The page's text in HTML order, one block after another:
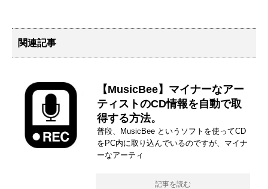
関連記事
【MusicBee】マイナーなアー
ティストのCD情報を自動で取
得する方法。
普段、MusicBee というソフトを使ってCD
をPC内に取り込んでいるのですが、マイナ
ーなアーティ
記事を読む